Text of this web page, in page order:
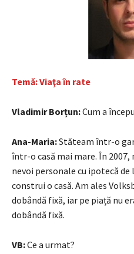
Temă: Viaţa în rate
Vladimir Borțun:Cum a
Ana-Maria:Stăteam într-o
într-o casă mai mare. În
nevoi personale cu ipotecă
construi o casă. Am ales
dobândă fixă, iar pe piață nu
dobândă fixă.
VB:Ce a urmat?